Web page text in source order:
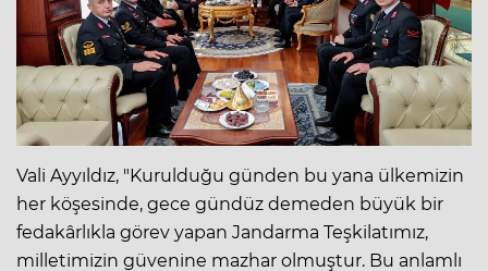
Vali Ayyıldız, "Kurulduğu günden bu yana ülkemizin
her köşesinde, gece gündüz demeden büyük bir
fedakârlıkla görev yapan Jandarma Teşkilatımız,
milletimizin güvenine mazhar olmuştur. Bu anlamlı